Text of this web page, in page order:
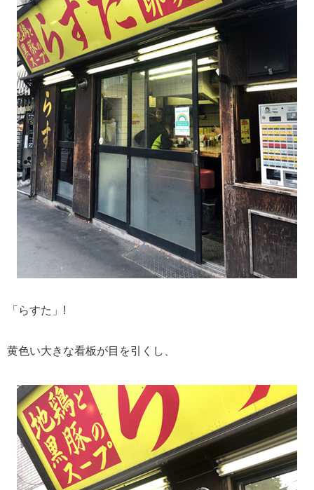
「らすた」!
黄色い大きな看板が目を引くし、